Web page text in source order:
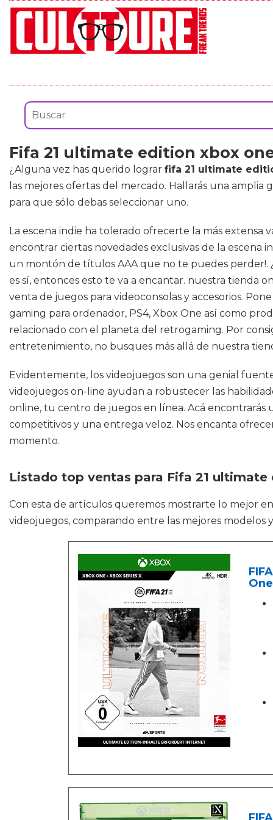
Fifa 21 ultimate edition xbox
¿Alguna vez has querido lograr fifa 21 ultimate
las mejores ofertas del mercado. Hallarás una amplia
para que sólo debas seleccionar uno.
La escena indie ha tolerado ofrecerte la más extensa
encontrar ciertas novedades exclusivas de la escena
un montón de títulos AAA que no te puedes perder!.
es sí, entonces esto te va a encantar. nuestra tienda
venta de juegos para videoconsolas y accesorios.
gaming para ordenador, PS4, Xbox One así como
relacionado con el planeta del retrogaming. Por
entretenimiento, no busques más allá de nuestra
Evidentemente, los videojuegos son una genial
videojuegos on-line ayudan a robustecer las
online, tu centro de juegos en línea. Acá encontrarás
competitivos y una entrega veloz. Nos encanta
momento.
Listado top ventas para Fifa 21
Con esta de artículos queremos mostrarte lo mejor
videojuegos, comparando entre las mejores modelos